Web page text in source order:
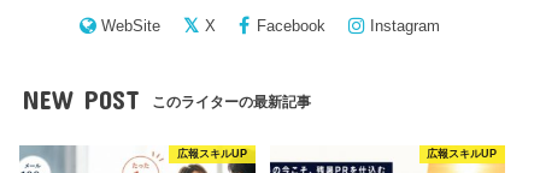
WebSite X Facebook Instagram
NEW POST このライターの最新記事
広報スキルUP 広報スキルUP